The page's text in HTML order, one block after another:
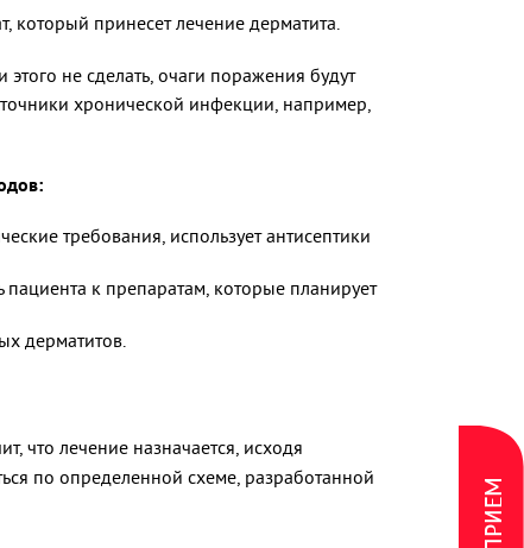
который принесет лечение дерматита.
не сделать, очаги поражения будут
хронической инфекции, например,
требования, использует антисептики
пациента к препаратам, которые планирует
дерматитов.
что лечение назначается, исходя
по определенной схеме, разработанной